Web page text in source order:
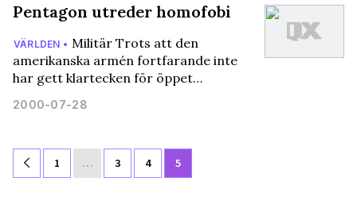
Pentagon utreder homofobi
VÄRLDEN • Militär Trots att den
amerikanska armén fortfarande inte
har gett klartecken för öppet…
2000-07-28
1 … 3 4 5